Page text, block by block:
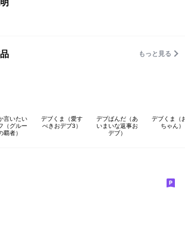
もっと見る
言いたい
（グルー
覇者）
デブくま（愛す
べきおデブ3）
デブぱんだ（あ
いまいな返事お
デブ）
デブくま（
ちゃん）